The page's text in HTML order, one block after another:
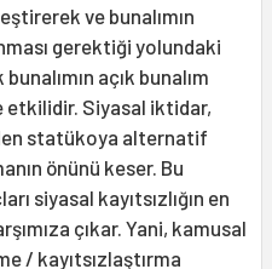
ve bunalımın
gerektiği yolundaki
açık bunalım
etkilidir. Siyasal iktidar,
statükoya alternatif
önünü keser. Bu
siyasal kayıtsızlığın en
çıkar. Yani, kamusal
/ kayıtsızlaştırma